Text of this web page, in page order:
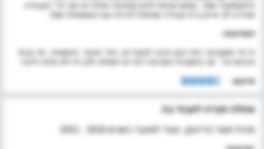
התעסוקתי שלך, ממש אכפת להם שתהנה מהחיים תוך כדי העבודה
ושיהיה לך איזון בית עבודה ושתוכל להיות עם המשפחה שלך.
חסרונות:
הייתי משקיעה יותר בפן ההווי לעובדים, הפי האוור, חופשות, ימי צוות
וגיבוש וכו׳. אך בעקבות הקורונה דברים השתנו ולכן זה לא אותו הדבר.
סיכום:
אחלה חברה לעבוד בה
מנהל מוצר (הייטק), עובד לשעבר בשנים 2018 - 2021